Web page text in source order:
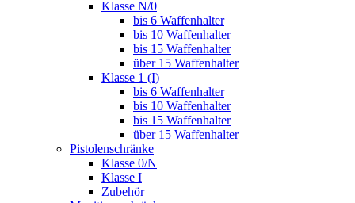
Klasse N/0
bis 6 Waffenhalter
bis 10 Waffenhalter
bis 15 Waffenhalter
über 15 Waffenhalter
Klasse 1 (I)
bis 6 Waffenhalter
bis 10 Waffenhalter
bis 15 Waffenhalter
über 15 Waffenhalter
Pistolenschränke
Klasse 0/N
Klasse I
Zubehör